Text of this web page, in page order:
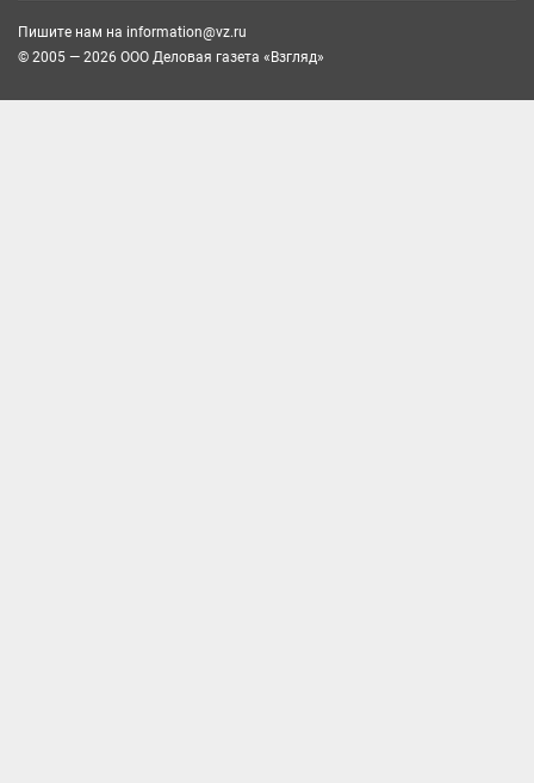
Пишите нам на information@vz.ru
© 2005 — 2026 ООО Деловая газета «Взгляд»